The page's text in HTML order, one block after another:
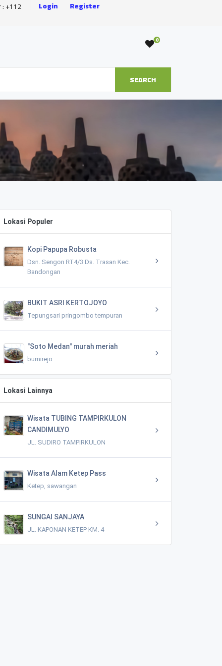
: +112 Login Register
0
SEARCH
Lokasi Populer
Kopi Papupa Robusta
Dsn. Sengon RT4/3 Ds. Trasan Kec.
Bandongan
BUKIT ASRI KERTOJOYO
Tepungsari pringombo tempuran
"Soto Medan" murah meriah
bumirejo
Lokasi Lainnya
Wisata TUBING TAMPIRKULON
CANDIMULYO
JL. SUDIRO TAMPIRKULON
Wisata Alam Ketep Pass
Ketep, sawangan
SUNGAI SANJAYA
JL. KAPONAN KETEP KM. 4